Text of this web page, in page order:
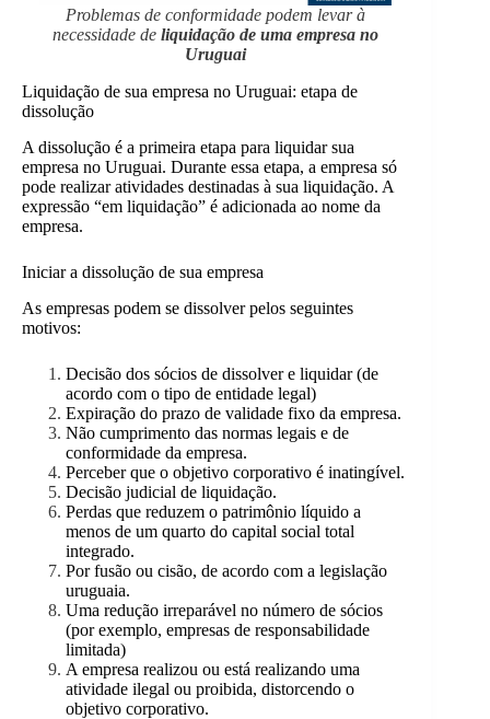
Problemas de conformidade podem levar à
necessidade deliquidação de uma empresa no
Uruguai
Liquidação de sua empresa no Uruguai: etapa de
dissolução
A dissolução é a primeira etapa para liquidar sua
empresa no Uruguai. Durante essa etapa, a empresa só
pode realizar atividades destinadas à sua liquidação. A
expressão “em liquidação” é adicionada ao nome da
empresa.
Iniciar a dissolução de sua empresa
As empresas podem se dissolver pelos seguintes
motivos:
Decisão dos sócios de dissolver e liquidar (de
acordo com o tipo de entidade legal)
Expiração do prazo de validade fixo da empresa.
Não cumprimento das normas legais e de
conformidade da empresa.
Perceber que o objetivo corporativo é inatingível.
Decisão judicial de liquidação.
Perdas que reduzem o patrimônio líquido a
menos de um quarto do capital social total
integrado.
Por fusão ou cisão, de acordo com a legislação
uruguaia.
Uma redução irreparável no número de sócios
(por exemplo, empresas de responsabilidade
limitada)
A empresa realizou ou está realizando uma
atividade ilegal ou proibida, distorcendo o
objetivo corporativo.